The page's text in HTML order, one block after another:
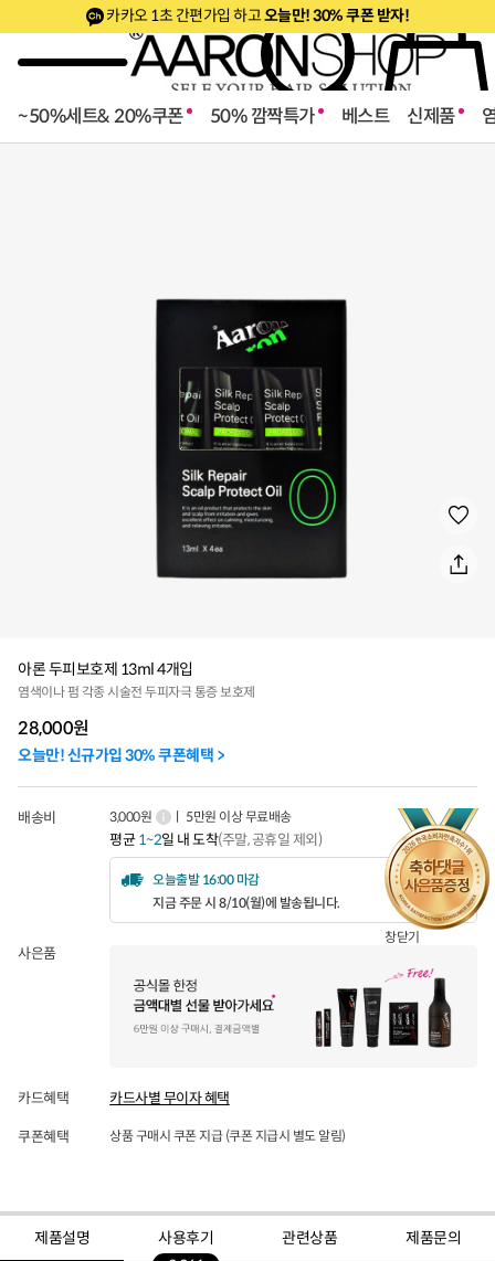
카카오 1초 간편가입 하고오늘만! 30% 쿠폰 받자!
~50%세트& 20%쿠폰 50% 깜짝특가 베스트 신제품
창닫기
아론 두피보호제 13ml 4개입
염색이나 펌 각종 시술전 두피자극 통증 보호제
28,000원
오늘만! 신규가입 30% 쿠폰혜택 >
배송비 3,000원 ㅣ 5만원 이상 무료배송
평균1~2일 내 도착(주말, 공휴일 제외)
오늘출발 16:00 마감
지금 주문 시 8/10(월)에 발송됩니다.
사은품
카드혜택 카드사별 무이자 혜택
쿠폰혜택 상품 구매시 쿠폰 지급 (쿠폰 지급시 별도 알림)
제품설명
사용후기
관련상품 제품문의